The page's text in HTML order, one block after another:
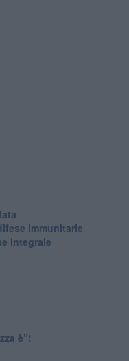
immunitarie
integrale
è”!